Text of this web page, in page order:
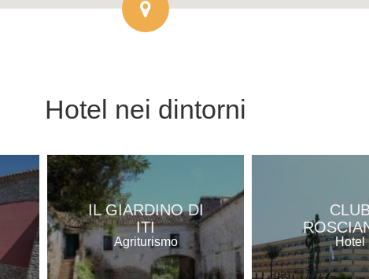
Hotel nei dintorni
IL GIARDINO DI
ITI
Agriturismo Hotel